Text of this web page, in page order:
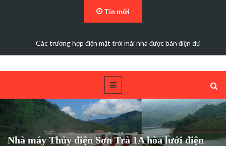
Tin mới
Các trường hợp điện mặt trời mái nhà được bán điện dư
Nhà máy Thủy điện Sơn Trà 1A hòa lưới điện